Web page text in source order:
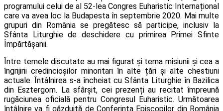
programului celui de al 52-lea Congres Euharistic Internațional
care va avea loc la Budapesta în septembrie 2020. Mai multe
grupuri din România se pregătesc să participe, inclusiv la
Sfânta Liturghie de deschidere cu primirea Primei Sfinte
Împărtășanii.
Între temele discutate au mai figurat și tema misiunii și cea a
îngrijirii credincioșilor minoritari în alte țări și alte chestiuni
actuale. Întâlnirea s-a încheiat cu Sfânta Liturghie în Bazilica
din Esztergom. La sfârșit, cei prezenți au recitat împreună
rugăciunea oficială pentru Congresul Euharistic. Următoarea
întâlnire va fi găzduită de Conferința Episcopilor din România